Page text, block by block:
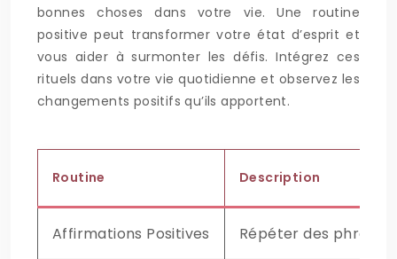
bonnes choses dans votre vie. Une routine
positive peut transformer votre état d’esprit et
vous aider à surmonter les défis. Intégrez ces
rituels dans votre vie quotidienne et observez les
changements positifs qu’ils apportent.
Routine Description
Affirmations Positives Répéter des